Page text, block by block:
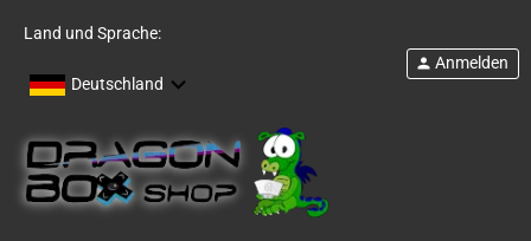
Land und Sprache:
Deutschland
person Anmelden